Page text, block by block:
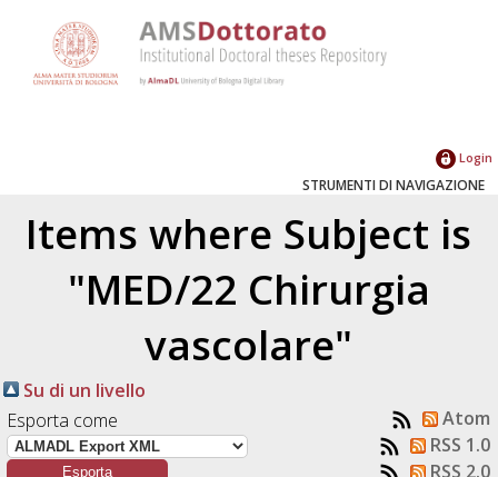
Login
STRUMENTI DI NAVIGAZIONE
Items where Subject is
"MED/22 Chirurgia
vascolare"
Su di un livello
Esporta come
Atom
RSS 1.0
RSS 2.0